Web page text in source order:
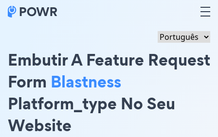
Embutir A Feature Request
Form Blastness
Platform_type No Seu
Website